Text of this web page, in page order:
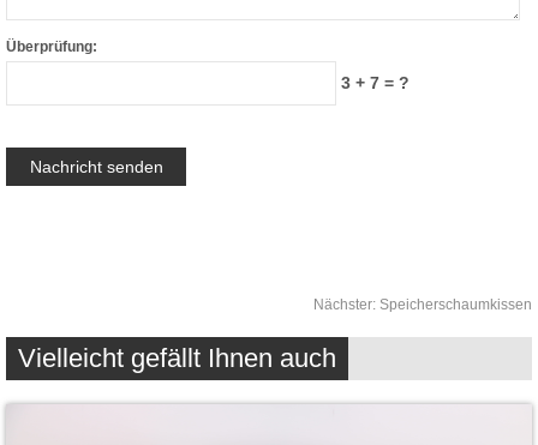
Überprüfung:
3 + 7 = ?
Nächster: Speicherschaumkissen
Vielleicht gefällt Ihnen auch